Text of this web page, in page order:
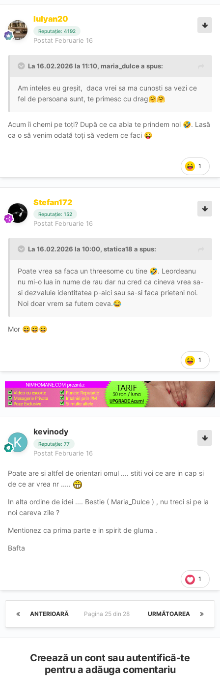
Iulyan20
Reputație: 4192
Postat Februarie 16
La 16.02.2026 la 11:10, maria_dulcea spus:
Am inteles eu greșit, daca vrei sa ma cunosti sa vezi ce
fel de persoana sunt, te primesc cu drag🤗🤗
Acum îi chemi pe toți? După ce ca abia te prindem noi 🤣. Lasă
ca o să venim odată toți să vedem ce faci 😜
1
Stefan172
Reputație: 152
Postat Februarie 16
La 16.02.2026 la 10:00, statica18 a spus:
Poate vrea sa faca un threesome cu tine 🤣. Leordeanu
nu mi-o lua in nume de rau dar nu cred ca cineva vrea sa-
si dezvaluie identitatea p-aici sau sa-si faca prieteni noi.
Noi doar vrem sa futem ceva.😂
Mor 😆😆😆
1
kevinody
Reputație: 77
Postat Februarie 16
Poate are si altfel de orientari omul .... stiti voi ce are in cap si
de ce ar vrea nr .....
In alta ordine de idei .... Bestie ( Maria_Dulce ) , nu treci si pe la
noi careva zile ?
Mentionez ca prima parte e in spirit de gluma .
Bafta
1
ANTERIOARĂ URMĂTOAREA
Pagina 25 din 28
Creează un cont sau autentifică-te
pentru a adăuga comentariu